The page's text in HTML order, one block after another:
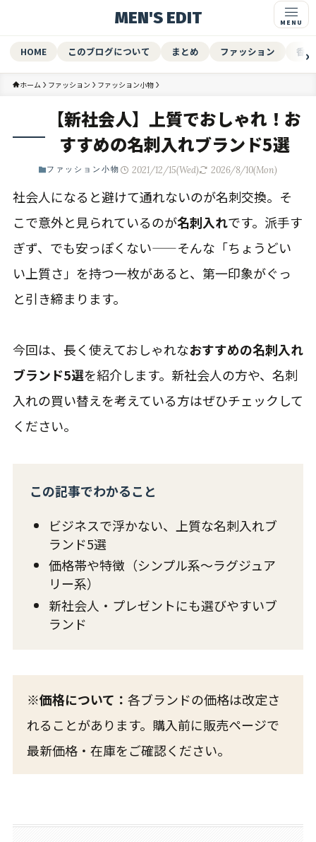
MEN'S EDIT
HOME このブログについて まとめ ファッション 香水
ホーム ファッション ファッション小物
【新社会人】上質でおしゃれ！お
すすめの名刺入れブランド5選
ファッション小物 2021/12/15(Wed) 2026/8/10(Mon)
社会人になると避けて通れないのが名刺交換。そ
こで意外と見られているのが名刺入れです。派手す
ぎず、でも安っぽくない——そんな「ちょうどい
い上質さ」を持つ一枚があると、第一印象がぐっ
と引き締まります。
今回は、長く使えておしゃれなおすすめの名刺入れ
ブランド5選を紹介します。新社会人の方や、名刺
入れの買い替えを考えている方はぜひチェックして
ください。
この記事でわかること
ビジネスで浮かない、上質な名刺入れブ
ランド5選
価格帯や特徴（シンプル系〜ラグジュア
リー系）
新社会人・プレゼントにも選びやすいブ
ランド
※価格について： 各ブランドの価格は改定さ
れることがあります。購入前に販売ページで
最新価格・在庫をご確認ください。